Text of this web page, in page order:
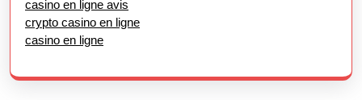
casino en ligne avis
crypto casino en ligne
casino en ligne